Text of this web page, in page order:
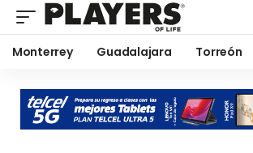
Monterrey Guadalajara Torreón